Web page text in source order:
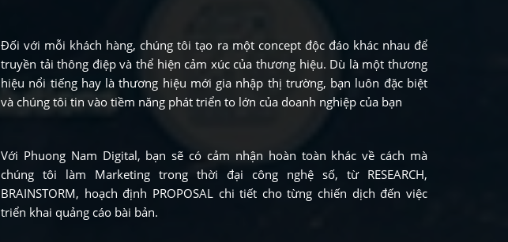
Đối với mỗi khách hàng, chúng tôi tạo ra một concept độc đáo khác nhau để
truyền tải thông điệp và thể hiện cảm xúc của thương hiệu. Dù là một thương
hiệu nổi tiếng hay là thương hiệu mới gia nhập thị trường, bạn luôn đặc biệt
và chúng tôi tin vào tiềm năng phát triển to lớn của doanh nghiệp của bạn
Với Phuong Nam Digital, bạn sẽ có cảm nhận hoàn toàn khác về cách mà
chúng tôi làm Marketing trong thời đại công nghệ số, từ RESEARCH,
BRAINSTORM, hoạch định PROPOSAL chi tiết cho từng chiến dịch đến việc
triển khai quảng cáo bài bản.